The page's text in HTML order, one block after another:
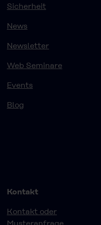
Sicherheit
News
Newsletter
Web Seminare
Events
Blog
Kontakt
Kontakt oder